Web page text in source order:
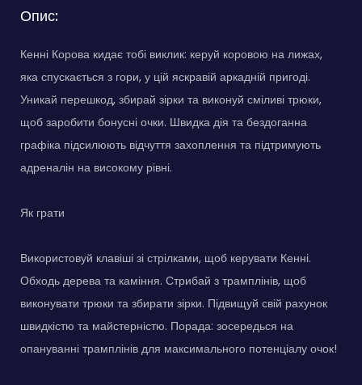
Опис:
Кенні Корова кидає тобі виклик: керуй коровою на лижах,
яка спускається з гори, у цій яскравій аркадній пригоді.
Уникай перешкод, збирай зірки та виконуй сміливі трюки,
щоб заробити бонусні очки. Швидка дія та бездоганна
графіка підсилюють відчуття захоплення та підтримують
адреналін на високому рівні.
Як грати
Використовуй клавіші зі стрілками, щоб керувати Кенні.
Обходь дерева та каміння. Стрибай з трамплінів, щоб
виконувати трюки та збирати зірки. Підвищуй свій рахунок
швидкістю та майстерністю. Порада: зосередься на
опануванні трамплінів для максимального потенціалу очок!